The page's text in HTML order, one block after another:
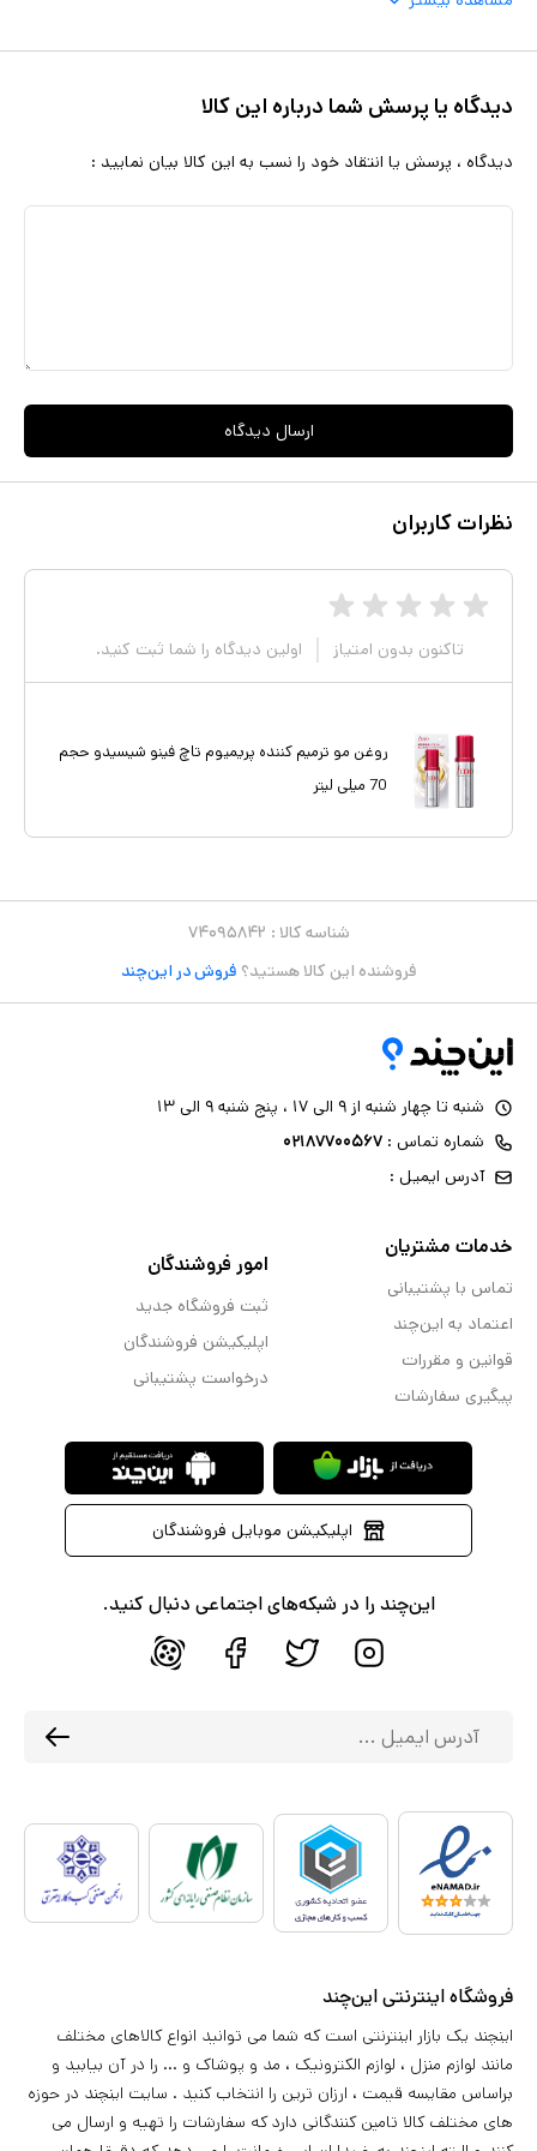
دیدگاه یا پرسش شما درباره این کالا
دیدگاه ، پرسش یا انتقاد خود را نسب به این کالا بیان نمایید :
ارسال دیدگاه
نظرات کاربران
تاکنون بدون امتیاز اولین دیدگاه را شما ثبت کنید.
روغن مو ترمیم کننده پریمیوم تاچ فینو شیسیدو حجم
70 میلی لیتر
شناسه کالا : ۷۴۰۹۵۸۴۲
فروشنده این کالا هستید؟ فروش در این‌چند
شنبه تا چهار شنبه از ۹ الی ۱۷ ، پنج شنبه ۹ الی ۱۳
شماره تماس : ۰۲۱۸۷۷۰۰۵۶۷
آدرس ایمیل :
خدمات مشتریان
تماس با پشتیبانی
اعتماد به این‌چند
قوانین و مقررات
پیگیری سفارشات
امور فروشندگان
ثبت فروشگاه جدید
اپلیکیشن فروشندگان
درخواست پشتیبانی
اپلیکیشن موبایل فروشندگان
این‌چند را در شبکه‌های اجتماعی دنبال کنید.
فروشگاه اینترنتی این‌چند
اینچند یک بازار اینترنتی است که شما می توانید انواع کالاهای مختلف
مانند لوازم منزل ، لوازم الکترونیک ، مد و پوشاک و ... را در آن بیابید و
براساس مقایسه قیمت ، ارزان ترین را انتخاب کنید . سایت اینچند در حوزه
های مختلف کالا تامین کنندگانی دارد که سفارشات را تهیه و ارسال می